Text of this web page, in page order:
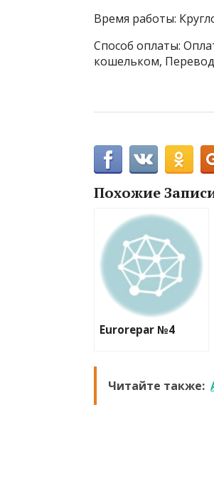
Время работы:
Способ оплаты:
кошельком,
Похожие
Eurorepar №4
Читайте также: